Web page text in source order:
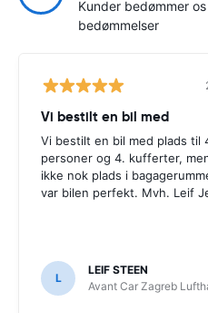
Kunder bedømmer
bedømmelser
Vi bestilt en bil med
Vi bestilt en bil med plads til
personer og 4. kufferter,
ikke nok plads i
var bilen perfekt. Mvh. Leif
L
LEIF STEEN
Avant Car Zagreb